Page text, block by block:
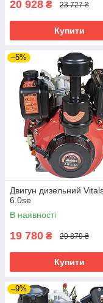
20 928 ₴ 23 727 ₴
Купити
–5%
Двигун дизельний
6.0se
В наявності
19 780 ₴ 20 879 ₴
Купити
–9%